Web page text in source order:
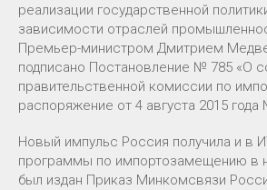
реализации государственной
зависимости отраслей
Премьер-министром Дмитрием
подписано Постановление № 785 «О
правительственной комиссии по
распоряжение от 4 августа 2015 года
Новый импульс Россия получила и в
программы по импортозамещению в
был издан Приказ Минкомсвязи